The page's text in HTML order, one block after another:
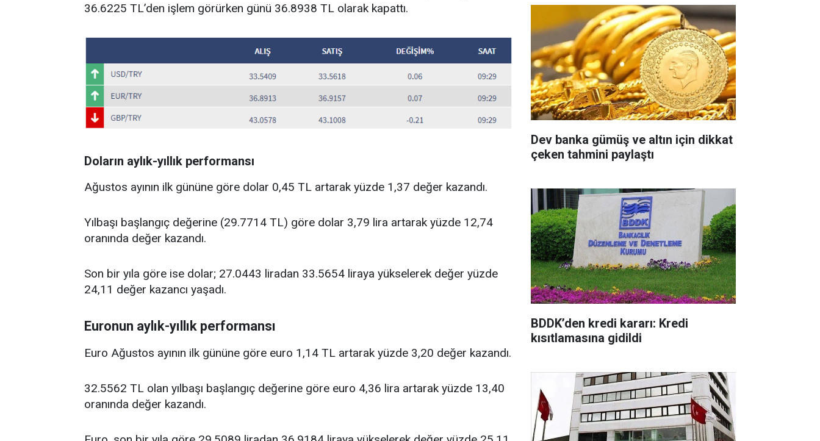
36.6225 TL’den işlem görürken günü 36.8938 TL olarak kapattı.
Doların aylık-yıllık performansı
Ağustos ayının ilk gününe göre dolar 0,45 TL artarak yüzde 1,37 değer kazandı.
Yılbaşı başlangıç değerine (29.7714 TL) göre dolar 3,79 lira artarak yüzde 12,74
oranında değer kazandı.
Son bir yıla göre ise dolar; 27.0443 liradan 33.5654 liraya yükselerek değer yüzde
24,11 değer kazancı yaşadı.
Euronun aylık-yıllık performansı
Euro Ağustos ayının ilk gününe göre euro 1,14 TL artarak yüzde 3,20 değer kazandı.
32.5562 TL olan yılbaşı başlangıç değerine göre euro 4,36 lira artarak yüzde 13,40
oranında değer kazandı.
Dev banka gümüş ve altın için dikkat
çeken tahmini paylaştı
BDDK’den kredi kararı: Kredi
kısıtlamasına gidildi